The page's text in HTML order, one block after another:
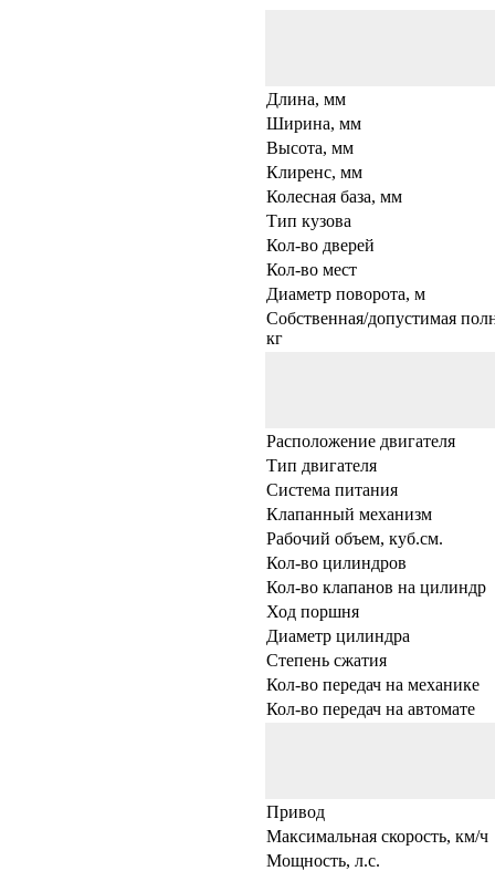
Длина, мм
Ширина, мм
Высота, мм
Клиренс, мм
Колесная база, мм
Тип кузова
Кол-во дверей
Кол-во мест
Диаметр поворота, м
Собственная/допустимая
кг
Расположение двигателя
Тип двигателя
Система питания
Клапанный механизм
Рабочий объем, куб.см.
Кол-во цилиндров
Кол-во клапанов на цилиндр
Ход поршня
Диаметр цилиндра
Степень сжатия
Кол-во передач на механике
Кол-во передач на автомате
Привод
Максимальная скорость, км/ч
Мощность, л.с.